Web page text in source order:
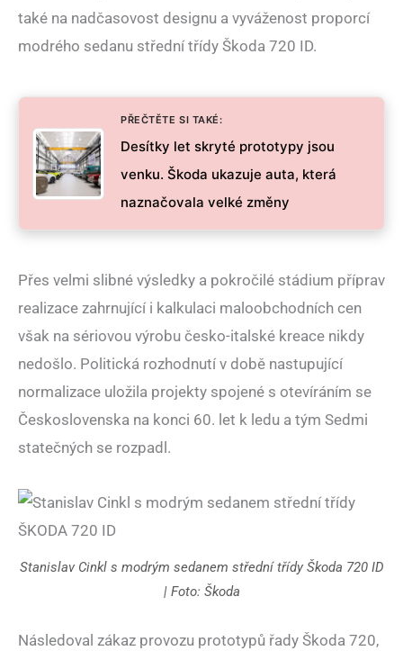
také na nadčasovost designu a vyváženost proporcí
modrého sedanu střední třídy Škoda 720 ID.
PŘEČTĚTE SI TAKÉ:
Desítky let skryté prototypy jsou
venku. Škoda ukazuje auta, která
naznačovala velké změny
Přes velmi slibné výsledky a pokročilé stádium příprav
realizace zahrnující i kalkulaci maloobchodních cen
však na sériovou výrobu česko-italské kreace nikdy
nedošlo. Politická rozhodnutí v době nastupující
normalizace uložila projekty spojené s otevíráním se
Československa na konci 60. let k ledu a tým Sedmi
statečných se rozpadl.
Stanislav Cinkl s modrým sedanem střední třídy Škoda 720 ID
| Foto: Škoda
Následoval zákaz provozu prototypů řady Škoda 720,